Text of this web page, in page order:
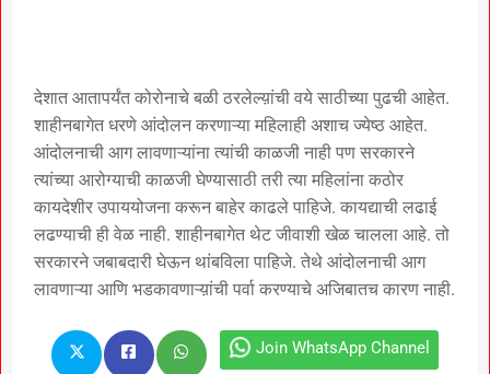
देशात आतापर्यंत कोरोनाचे बळी ठरलेल्य़ांची वये साठीच्या पुढची आहेत.
शाहीनबागेत धरणे आंदोलन करणाऱ्या महिलाही अशाच ज्येष्ठ आहेत.
आंदोलनाची आग लावणाऱ्यांना त्यांची काळजी नाही पण सरकारने
त्यांच्या आरोग्याची काळजी घेण्यासाठी तरी त्या महिलांना कठोर
कायदेशीर उपाययोजना करून बाहेर काढले पाहिजे. कायद्याची लढाई
लढण्याची ही वेळ नाही. शाहीनबागेत थेट जीवाशी खेळ चालला आहे. तो
सरकारने जबाबदारी घेऊन थांबविला पाहिजे. तेथे आंदोलनाची आग
लावणाऱ्या आणि भडकावणाऱ्य़ांची पर्वा करण्याचे अजिबातच कारण नाही.
Join WhatsApp Channel